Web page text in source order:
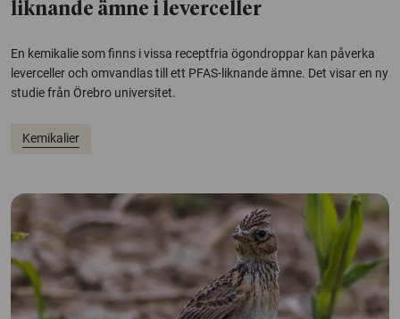
liknande ämne i leverceller
En kemikalie som finns i vissa receptfria ögondroppar kan påverka
leverceller och omvandlas till ett PFAS-liknande ämne. Det visar en ny
studie från Örebro universitet.
Kemikalier